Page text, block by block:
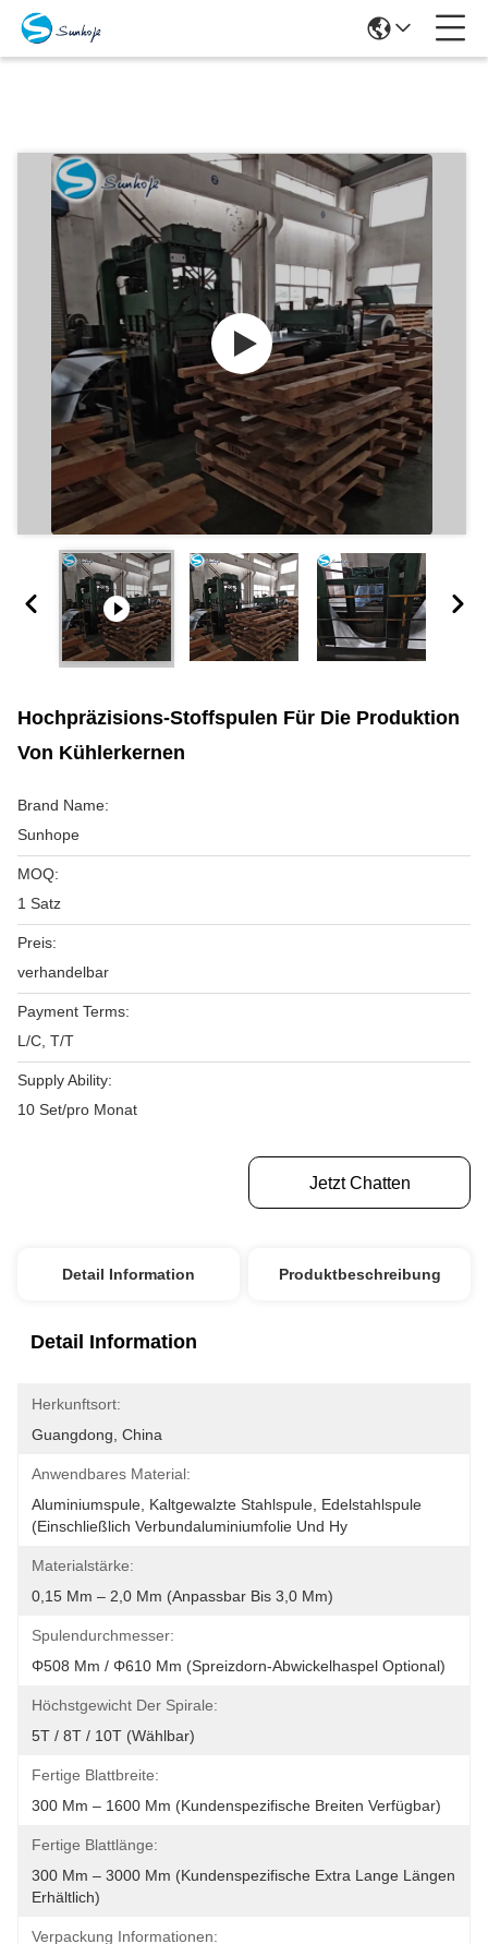
Hochpräzisions-Stoffspulen Für Die Produktion
Von Kühlerkernen
Brand Name:
Sunhope
MOQ:
1 Satz
Preis:
verhandelbar
Payment Terms:
L/C, T/T
Supply Ability:
10 Set/pro Monat
Jetzt Chatten
Detail Information Produktbeschreibung
Detail Information
Herkunftsort:
Guangdong, China
Anwendbares Material:
Aluminiumspule, Kaltgewalzte Stahlspule, Edelstahlspule
(einschließlich Verbundaluminiumfolie Und Hy
Materialstärke:
0,15 Mm – 2,0 Mm (anpassbar Bis 3,0 Mm)
Spulendurchmesser:
Φ508 Mm / Φ610 Mm (Spreizdorn-Abwickelhaspel Optional)
Höchstgewicht Der Spirale:
5T / 8T / 10T (wählbar)
Fertige Blattbreite:
300 Mm – 1600 Mm (kundenspezifische Breiten Verfügbar)
Fertige Blattlänge:
300 Mm – 3000 Mm (kundenspezifische Extra Lange Längen
Erhältlich)
Verpackung Informationen: